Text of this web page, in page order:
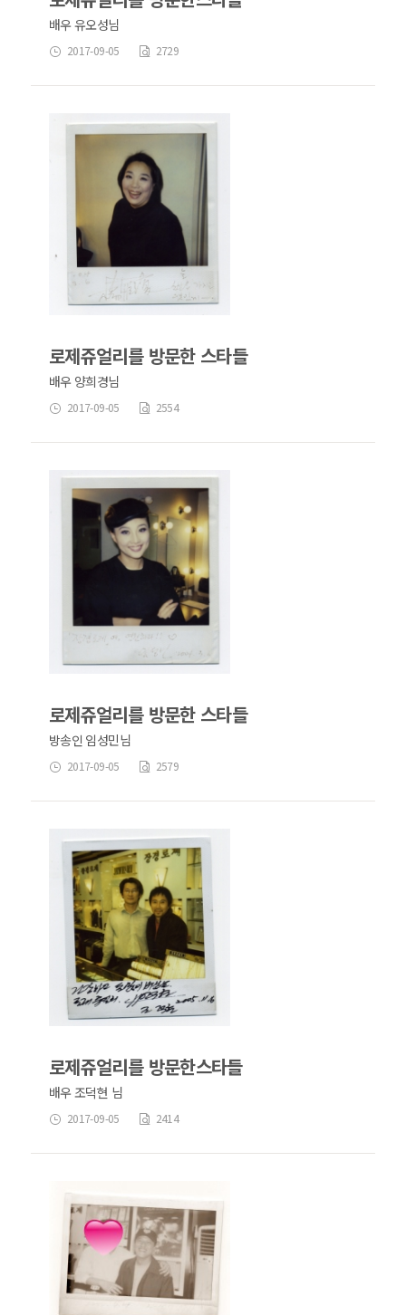
배우 유오성님
2017-09-05 2729
로제쥬얼리를 방문한 스타들
배우 양희경님
2017-09-05 2554
로제쥬얼리를 방문한 스타들
방송인 임성민님
2017-09-05 2579
로제쥬얼리를 방문한스타들
배우 조덕현 님
2017-09-05 2414